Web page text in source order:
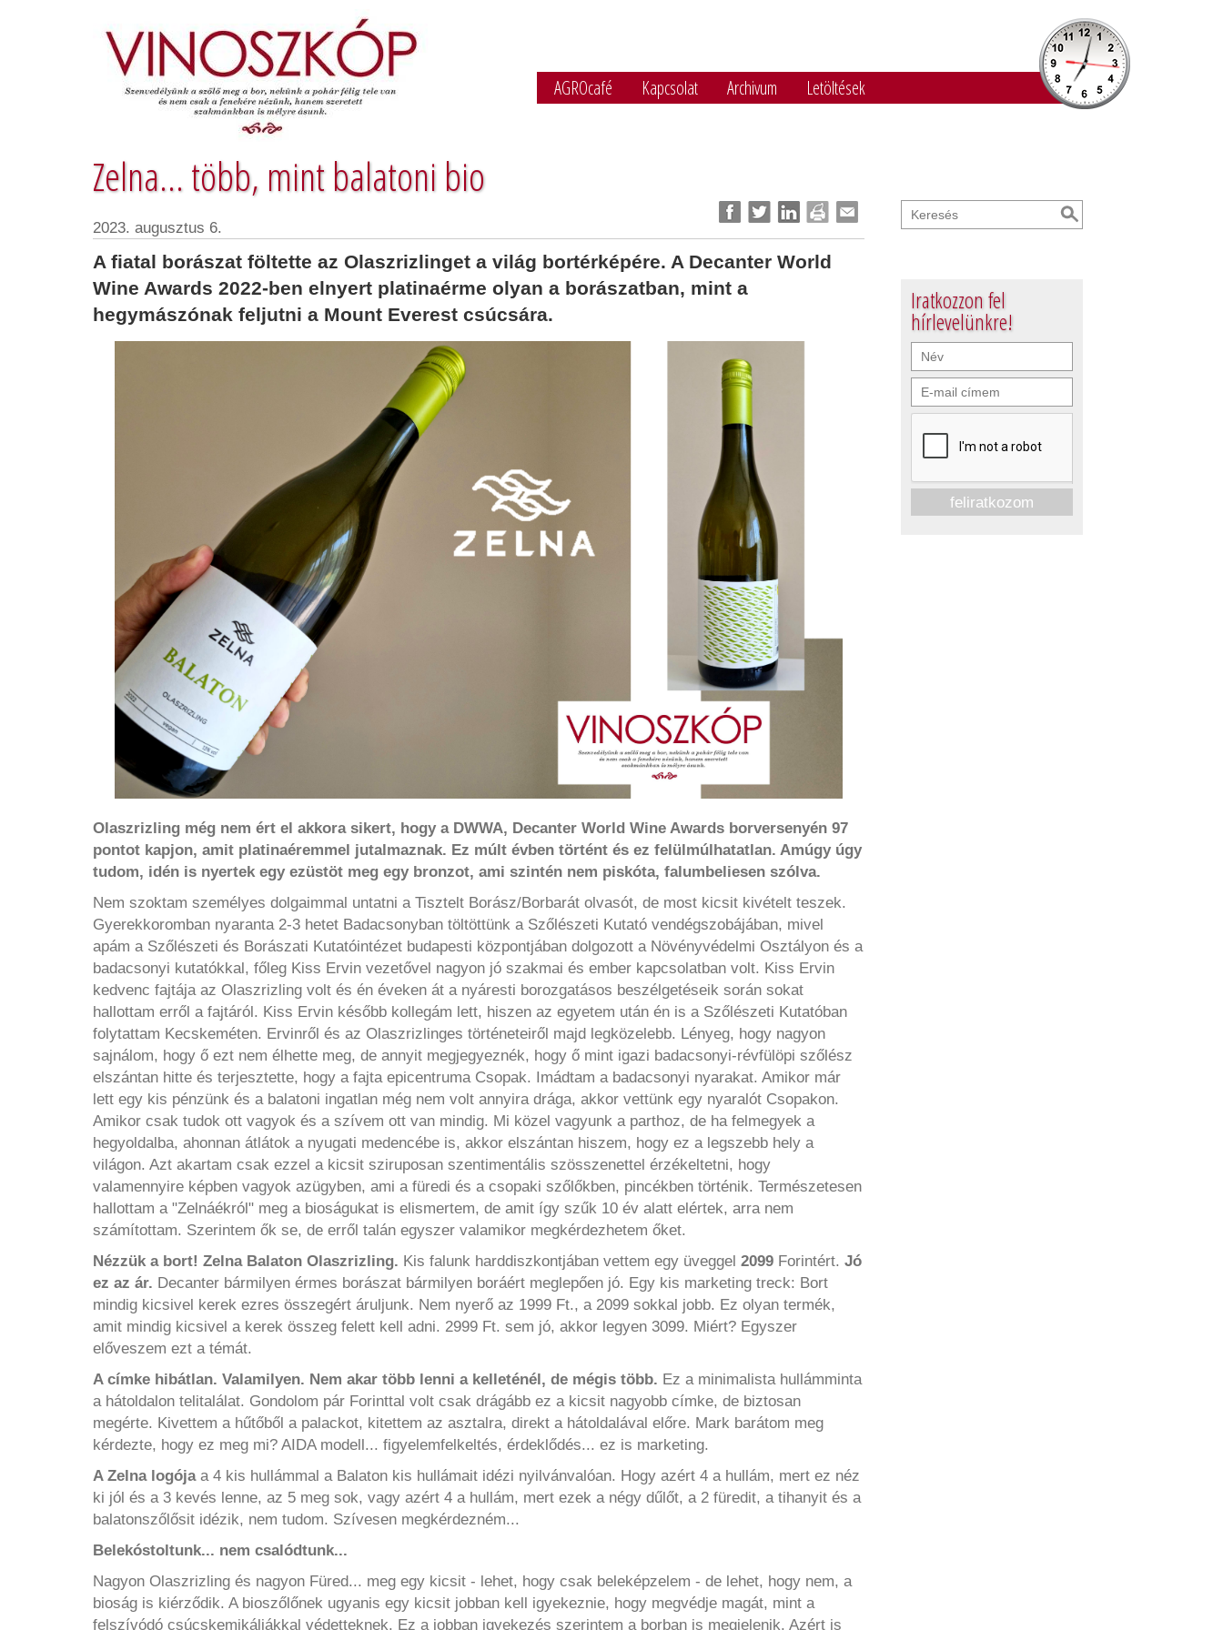
AGROcafé Kapcsolat Archivum Letöltések
Zelna... több, mint balatoni bio
2023. augusztus 6.
A fiatal borászat föltette az Olaszrizlinget a világ bortérképére. A Decanter World
Wine Awards 2022-ben elnyert platinaérme olyan a borászatban, mint a
hegymászónak feljutni a Mount Everest csúcsára.
Olaszrizling még nem ért el akkora sikert, hogy a DWWA, Decanter World Wine Awards borversenyén 97
pontot kapjon, amit platinaéremmel jutalmaznak. Ez múlt évben történt és ez felülmúlhatatlan. Amúgy úgy
tudom, idén is nyertek egy ezüstöt meg egy bronzot, ami szintén nem piskóta, falumbeliesen szólva.
Nem szoktam személyes dolgaimmal untatni a Tisztelt Borász/Borbarát olvasót, de most kicsit kivételt teszek.
Gyerekkoromban nyaranta 2-3 hetet Badacsonyban töltöttünk a Szőlészeti Kutató vendégszobájában, mivel
apám a Szőlészeti és Borászati Kutatóintézet budapesti központjában dolgozott a Növényvédelmi Osztályon és a
badacsonyi kutatókkal, főleg Kiss Ervin vezetővel nagyon jó szakmai és ember kapcsolatban volt. Kiss Ervin
kedvenc fajtája az Olaszrizling volt és én éveken át a nyáresti borozgatásos beszélgetéseik során sokat
hallottam erről a fajtáról. Kiss Ervin később kollegám lett, hiszen az egyetem után én is a Szőlészeti Kutatóban
folytattam Kecskeméten. Ervinről és az Olaszrizlinges történeteiről majd legközelebb. Lényeg, hogy nagyon
sajnálom, hogy ő ezt nem élhette meg, de annyit megjegyeznék, hogy ő mint igazi badacsonyi-révfülöpi szőlész
elszántan hitte és terjesztette, hogy a fajta epicentruma Csopak. Imádtam a badacsonyi nyarakat. Amikor már
lett egy kis pénzünk és a balatoni ingatlan még nem volt annyira drága, akkor vettünk egy nyaralót Csopakon.
Amikor csak tudok ott vagyok és a szívem ott van mindig. Mi közel vagyunk a parthoz, de ha felmegyek a
hegyoldalba, ahonnan átlátok a nyugati medencébe is, akkor elszántan hiszem, hogy ez a legszebb hely a
világon. Azt akartam csak ezzel a kicsit sziruposan szentimentális szösszenettel érzékeltetni, hogy
valamennyire képben vagyok azügyben, ami a füredi és a csopaki szőlőkben, pincékben történik. Természetesen
hallottam a "Zelnáékról" meg a bioságukat is elismertem, de amit így szűk 10 év alatt elértek, arra nem
számítottam. Szerintem ők se, de erről talán egyszer valamikor megkérdezhetem őket.
Nézzük a bort! Zelna Balaton Olaszrizling. Kis falunk harddiszkontjában vettem egy üveggel 2099 Forintért. Jó
ez az ár. Decanter bármilyen érmes borászat bármilyen boráért meglepően jó. Egy kis marketing treck: Bort
mindig kicsivel kerek ezres összegért áruljunk. Nem nyerő az 1999 Ft., a 2099 sokkal jobb. Ez olyan termék,
amit mindig kicsivel a kerek összeg felett kell adni. 2999 Ft. sem jó, akkor legyen 3099. Miért? Egyszer
előveszem ezt a témát.
A címke hibátlan. Valamilyen. Nem akar több lenni a kelleténél, de mégis több. Ez a minimalista hullámminta
a hátoldalon telitalálat. Gondolom pár Forinttal volt csak drágább ez a kicsit nagyobb címke, de biztosan
megérte. Kivettem a hűtőből a palackot, kitettem az asztalra, direkt a hátoldalával előre. Mark barátom meg
kérdezte, hogy ez meg mi? AIDA modell... figyelemfelkeltés, érdeklődés... ez is marketing.
A Zelna logójaa 4 kis hullámmal a Balaton kis hullámait idézi nyilvánvalóan. Hogy azért 4 a hullám, mert ez néz
ki jól és a 3 kevés lenne, az 5 meg sok, vagy azért 4 a hullám, mert ezek a négy dűlőt, a 2 füredit, a tihanyit és a
balatonszőlősit idézik, nem tudom. Szívesen megkérdezném...
Belekóstoltunk... nem csalódtunk...
Nagyon Olaszrizling és nagyon Füred... meg egy kicsit - lehet, hogy csak beleképzelem - de lehet, hogy nem, a
bioság is kiérződik. A bioszőlőnek ugyanis egy kicsit jobban kell igyekeznie, hogy megvédje magát, mint a
felszívódó csúcskemikáliákkal védetteknek. Ez a jobban igyekezés szerintem a borban is megjelenik. Azért is
Iratkozzon fel
hírlevelünkre!